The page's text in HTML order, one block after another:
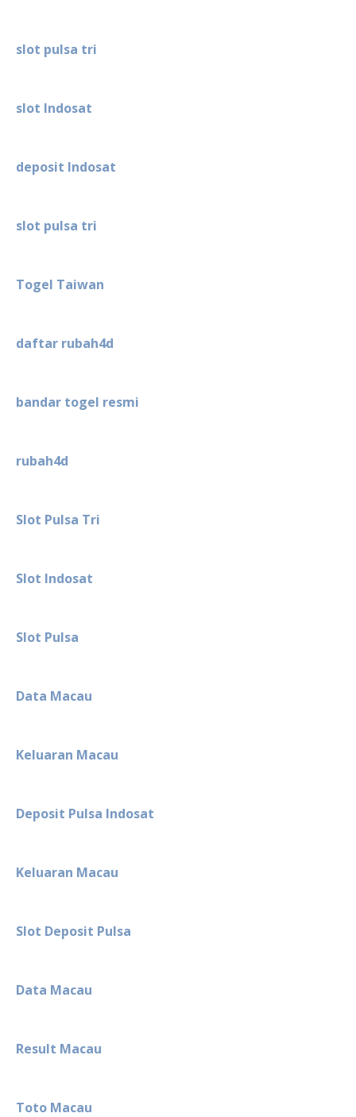
slot pulsa tri
slot Indosat
deposit Indosat
slot pulsa tri
Togel Taiwan
daftar rubah4d
bandar togel resmi
rubah4d
Slot Pulsa Tri
Slot Indosat
Slot Pulsa
Data Macau
Keluaran Macau
Deposit Pulsa Indosat
Keluaran Macau
Slot Deposit Pulsa
Data Macau
Result Macau
Toto Macau